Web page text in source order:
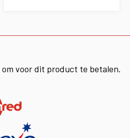
om voor dit product te betalen.